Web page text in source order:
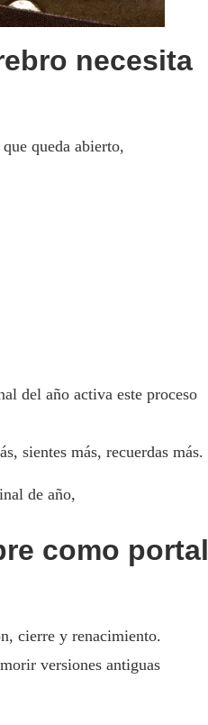
necesita
queda abierto,
del año activa este proceso
sientes más, recuerdas más.
de año,
como portal
cierre y renacimiento.
versiones antiguas